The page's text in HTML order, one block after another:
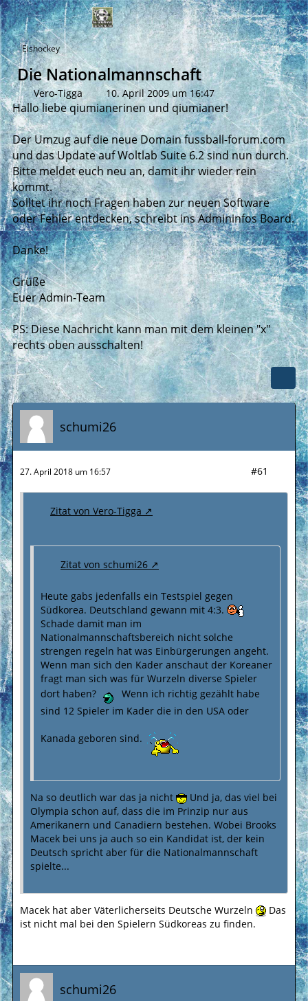
Eishockey
Die Nationalmannschaft
Vero-Tigga 10. April 2009 um 16:47
Hallo liebe qiumianerinen und qiumianer!
Der Umzug auf die neue Domain fussball-forum.com
und das Update auf Woltlab Suite 6.2 sind nun durch.
Bitte meldet euch neu an, damit ihr wieder rein
kommt.
Solltet ihr noch Fragen haben zur neuen Software
oder Fehler entdecken, schreibt ins Admininfos Board.
Danke!
Grüße
Euer Admin-Team
PS: Diese Nachricht kann man mit dem kleinen "x"
rechts oben ausschalten!
schumi26
27. April 2018 um 16:57 #61
Zitat von Vero-Tigga
Zitat von schumi26
Heute gabs jedenfalls ein Testspiel gegen
Südkorea. Deutschland gewann mit 4:3.
Schade damit man im
Nationalmannschaftsbereich nicht solche
strengen regeln hat was Einbürgerungen angeht.
Wenn man sich den Kader anschaut der Koreaner
fragt man sich was für Wurzeln diverse Spieler
dort haben?
Wenn ich richtig gezählt habe
sind 12 Spieler im Kader die in den USA oder
Kanada geboren sind.
Na so deutlich war das ja nicht
Und ja, das viel bei
Olympia schon auf, dass die im Prinzip nur aus
Amerikanern und Canadiern bestehen. Wobei Brooks
Macek bei uns ja auch so ein Kandidat ist, der kein
Deutsch spricht aber für die Nationalmannschaft
spielte...
Macek hat aber Väterlicherseits Deutsche Wurzeln
Das
ist nicht mal bei den Spielern Südkoreas zu finden.
schumi26